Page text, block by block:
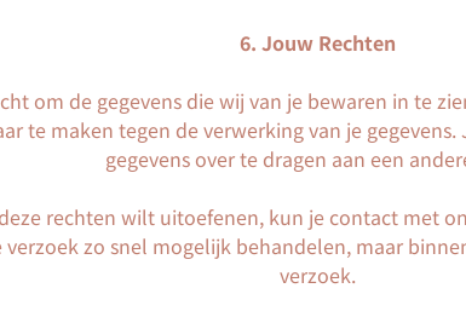
6. Jouw Rechten
om de gegevens die wij van je bewaren in te
te maken tegen de verwerking van je
gegevens over te dragen aan een
rechten wilt uitoefenen, kun je contact met
verzoek zo snel mogelijk behandelen, maar
verzoek.